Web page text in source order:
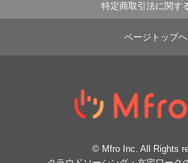
特定商取引法に関す
ページトップヘ
© Mfro Inc. All Rights